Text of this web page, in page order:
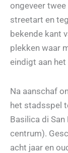
ongeveer
streetart en
bekende kant
plekken waar
eindigt aan
Na aanschaf
het stadsspel
Basilica di San
centrum).
acht jaar en